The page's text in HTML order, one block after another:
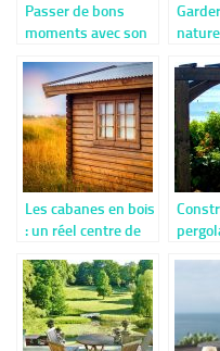
Passer de bons
moments avec son
Jardin.
Les cabanes en bois
: un réel centre de
pour les enfants